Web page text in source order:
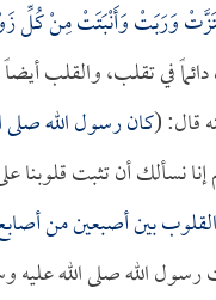
وَرَبَتْ وَأَنْبَتَتْ مِنْ كُلِّ
في تقلب، والقلب
قال: (كان رسول الله
نسألك أن تثبت قلوبنا
بين أصبعين من
الله صلى الله